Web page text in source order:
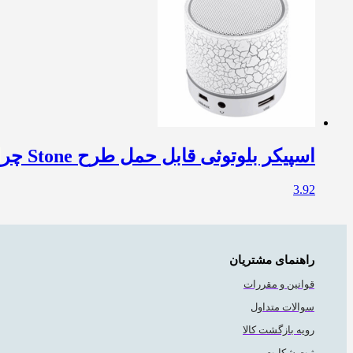
اسپیکر بلوتوثی قابل حمل طرح Stone چراغ دار
3.92
راهنمای مشتریان
قوانین و مقررات
سوالات متداول
رویه بازگشت کالا